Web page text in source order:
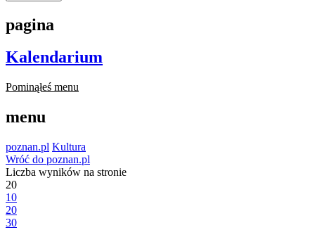
pagina
Kalendarium
Pominąłeś menu
menu
poznan.pl Kultura
Wróć do poznan.pl
Liczba wyników na stronie
20
10
20
30